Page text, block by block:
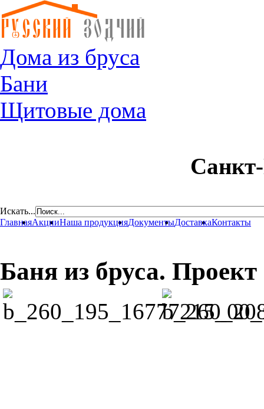
Дома из бруса
Бани
Щитовые дома
Искать...
ГлавнаяАкцииНаша продукцияДокументыДоставкаКонтакты
Баня из бруса.